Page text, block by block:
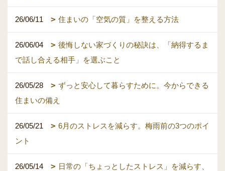
26/06/11 住まいの「空気の質」を整える方法
26/06/04
後悔しない家づくりの秘訣は、「納得するま
で話し合える相手」を選ぶこと
26/05/28
ずっと安心して暮らすために。今からできる
住まいの備え
26/05/21
6月のストレスを減らす。梅雨前の3つのポイ
ント
26/05/14
日常の「ちょっとしたストレス」を減らす、